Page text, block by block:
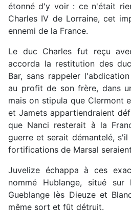
étonné d'y voir : ce n'était
Charles IV de Lorraine, cet
ennemi de la France.
Le duc Charles fut reçu
accorda la restitution des
Bar, sans rappeler
au profit de son frère, dans
mais on stipula que Clermont
et Jamets appartiendraient
que Nanci resterait à la
guerre et serait démantelé,
fortifications de Marsal
Juvelize échappa à ces
nommé Hublange, situé
Gueblange lès Dieuze et
même sort et fût détruit.